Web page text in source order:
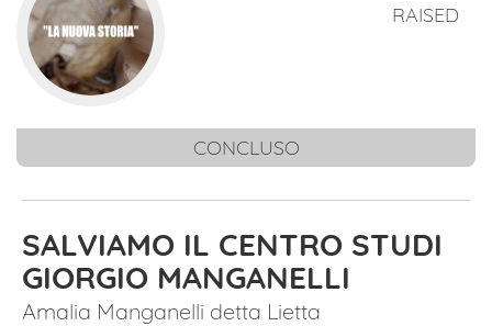
RAISED
CONCLUSO
SALVIAMO IL CENTRO STUDI
GIORGIO MANGANELLI
Amalia Manganelli detta Lietta